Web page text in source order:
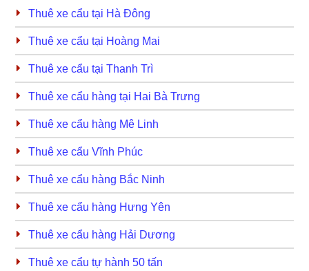
Thuê xe cẩu tại Hà Đông
Thuê xe cẩu tại Hoàng Mai
Thuê xe cẩu tại Thanh Trì
Thuê xe cẩu hàng tại Hai Bà Trưng
Thuê xe cẩu hàng Mê Linh
Thuê xe cẩu Vĩnh Phúc
Thuê xe cẩu hàng Bắc Ninh
Thuê xe cẩu hàng Hưng Yên
Thuê xe cẩu hàng Hải Dương
Thuê xe cẩu tự hành 50 tấn